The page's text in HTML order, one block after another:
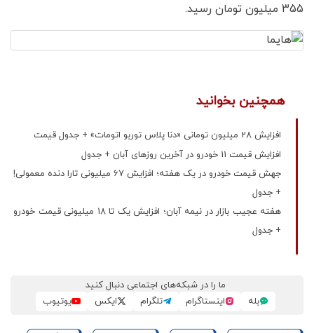
355 میلیون تومان رسید.
همچنین بخوانید
افزایش 28 میلیون تومانی «دنا پلاس توربو اتومات» + جدول قیمت
افزایش قیمت 11 خودرو در آخرین روزهای آبان + جدول
جهش قیمت خودرو در یک هفته؛ افزایش 67 میلیونی تارا دنده معمولی!
+ جدول
هفته عجیب بازار در نیمه آبان؛ افزایش یک تا 18 میلیونی قیمت خودرو
+ جدول
ما را در شبکه‌های اجتماعی دنبال کنید
بله
اینستاگرام تلگرام ایکس یوتیوب